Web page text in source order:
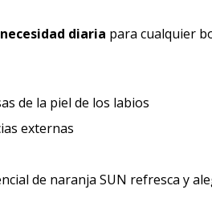
necesidad diaria para cualquier
de la piel de los labios
externas
de naranja SUN refresca y